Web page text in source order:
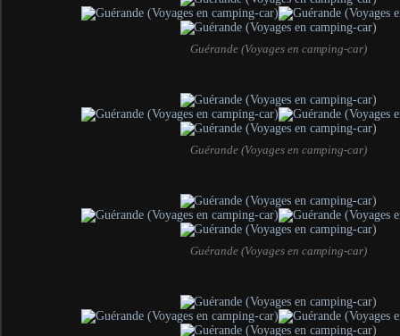
Guérande (Voyages en camping-car)
Guérande (Voyages en camping-car)
Guérande (Voyages en camping-car)